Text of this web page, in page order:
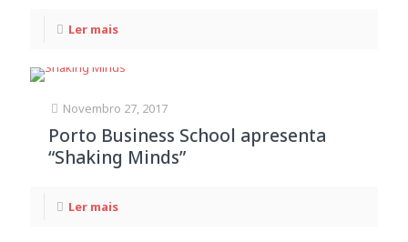
Ler mais
Novembro 27, 2017
Porto Business School apresenta
“Shaking Minds”
Ler mais